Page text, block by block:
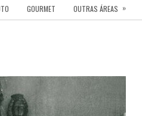
GOURMET OUTRAS ÁREAS »